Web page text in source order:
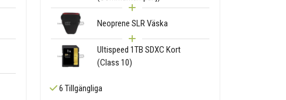
Neoprene SLR Väska
Ultispeed 1TB SDXC Kort
(Class 10)
6 Tillgängliga